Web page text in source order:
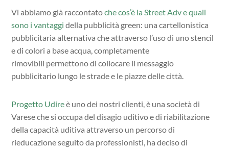
Vi abbiamo già raccontatoche cos’è la Street Adv e quali
sono i vantaggi della pubblicità green: una cartellonistica
pubblicitaria alternativa che attraverso l’uso di uno stencil
e di colori a base acqua, completamente
rimovibili permettono di collocare il messaggio
pubblicitario lungo le strade e le piazze delle città.
Progetto Udireè uno dei nostri clienti, è una società di
Varese che si occupa del disagio uditivo e di riabilitazione
della capacità uditiva attraverso un percorso di
rieducazione seguito da professionisti, ha deciso di